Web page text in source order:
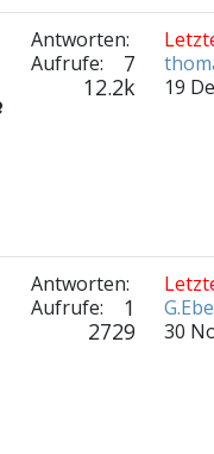
Antworten:
7
Aufrufe:
12.2k
19
Antworten:
1
Aufrufe:
2729
30